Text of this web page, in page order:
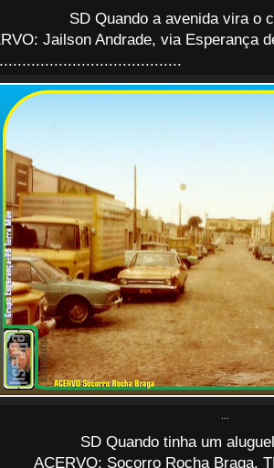
SD Quando a avenida vira o
Jailson Andrade, via Esperança
SD Quando tinha um
ACERVO: Socorro Rocha Braga.